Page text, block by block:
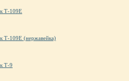
Т-109E
Т-109E (нержавейка)
Т-9